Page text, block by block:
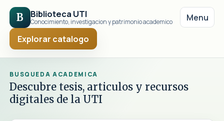
B Biblioteca UTI
Conocimiento, investigacion y patrimonio academico
Menu
Explorar catalogo
BUSQUEDA ACADEMICA
Descubre tesis, articulos y recursos
digitales de la UTI